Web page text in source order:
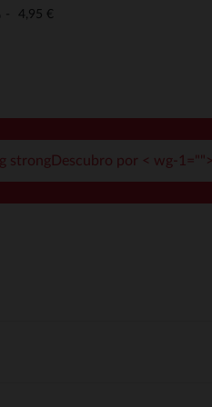
4,95 €
strongDescubro por < wg-